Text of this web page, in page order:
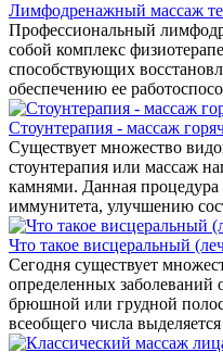
Лимфодренажный массаж
Профессиональный
собой комплекс
способствующих
обеспечению ее
Стоунтерапия - массаж
Существует множество
стоунтерапия или массаж
камнями. Данная процедура
иммунитета, улучшению
Что такое висцеральный
Сегодня существует
определенных заболеваний
брюшной или грудной
всеобщего числа